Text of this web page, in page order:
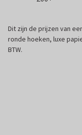
Dit zijn de prijzen van
ronde hoeken, luxe
BTW.